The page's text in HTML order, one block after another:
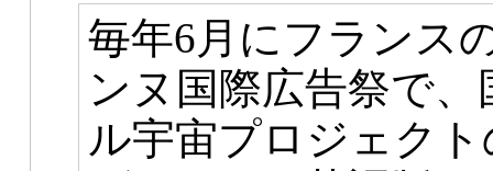
毎年6月にフランス
ンヌ国際広告祭で
ル宇宙プロジェク